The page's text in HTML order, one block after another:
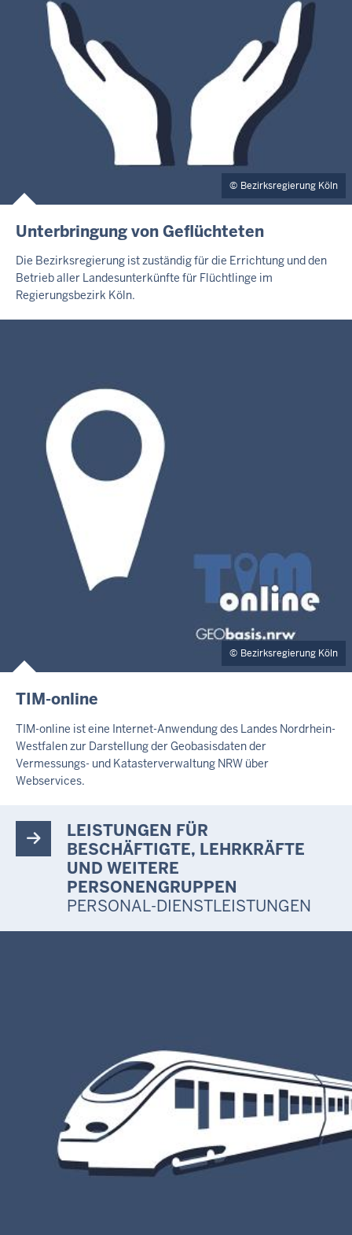
Bezirksregierung Köln
Unterbringung von Geflüchteten
Die Bezirksregierung ist zuständig für die Errichtung und den
Betrieb aller Landesunterkünfte für Flüchtlinge im
Regierungsbezirk Köln.
Bezirksregierung Köln
TIM-online
TIM-online ist eine Internet-Anwendung des Landes Nordrhein-
Westfalen zur Darstellung der Geobasisdaten der
Vermessungs- und Katasterverwaltung NRW über
Webservices.
LEISTUNGEN FÜR
BESCHÄFTIGTE, LEHRKRÄFTE
UND WEITERE
PERSONENGRUPPEN
PERSONAL-DIENSTLEISTUNGEN